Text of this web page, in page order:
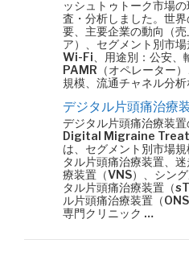
ッシュトゥトーク市場
査・分析しました。世
要、主要企業の動向（
ア）、セグメント別市
Wi-Fi、用途別：公安、
PAMR（オペレーター
規模、流通チャネル分
デジタル片頭痛治療
デジタル片頭痛治療装
Digital Migraine
は、セグメント別市場
タル片頭痛治療装置、
療装置（VNS）、シン
タル片頭痛治療装置（
ル片頭痛治療装置（
専門クリニック …